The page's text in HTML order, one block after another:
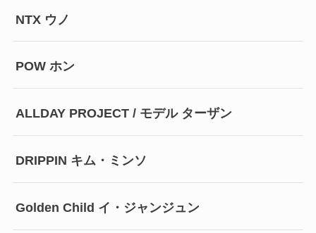
NTX ウノ
POW ホン
ALLDAY PROJECT / モデル ターザン
DRIPPIN キム・ミンソ
Golden Child イ・ジャンジュン